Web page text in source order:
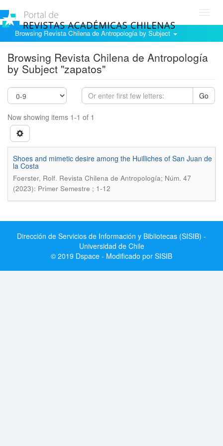
Browsing Revista Chilena de Antropología by Subject
Browsing Revista Chilena de Antropología
by Subject "zapatos"
Go
Now showing items 1-1 of 1
Shoes and mimetic desire among the Huilliches of San Juan de
la Costa
Foerster, Rolf. Revista Chilena de Antropología; Núm. 47
(2023): Primer Semestre ; 1-12
Dirección de Servicios de Información y Bibliotecas (SISIB) -
Universidad de Chile
© 2019 Dspace - Modificado por SISIB